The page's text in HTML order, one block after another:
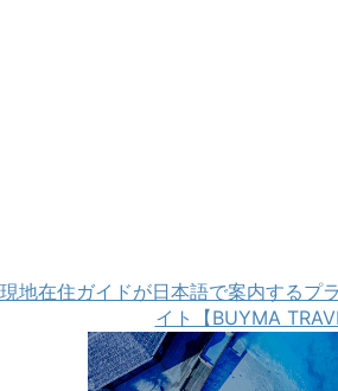
現地在住ガイドが日本語で案内するプ
イト【BUYMA